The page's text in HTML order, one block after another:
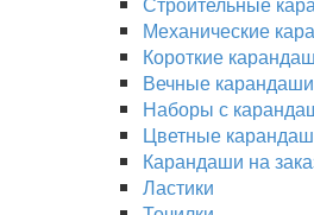
Механические
Короткие
Вечные карандаши
Наборы с
Цветные
Карандаши на
Ластики